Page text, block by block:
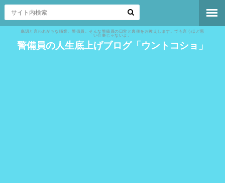
底辺と言われがちな職業、警備員。そんな警備員の日常と裏側をお教えします。でも言うほど悪
い仕事じゃないよ。
警備員の人生底上げブログ「ウントコショ」